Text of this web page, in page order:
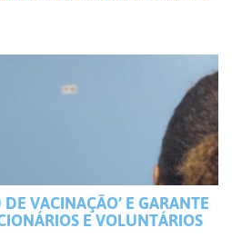
VACINAÇÃO’ E GARANTE
E VOLUNTÁRIOS